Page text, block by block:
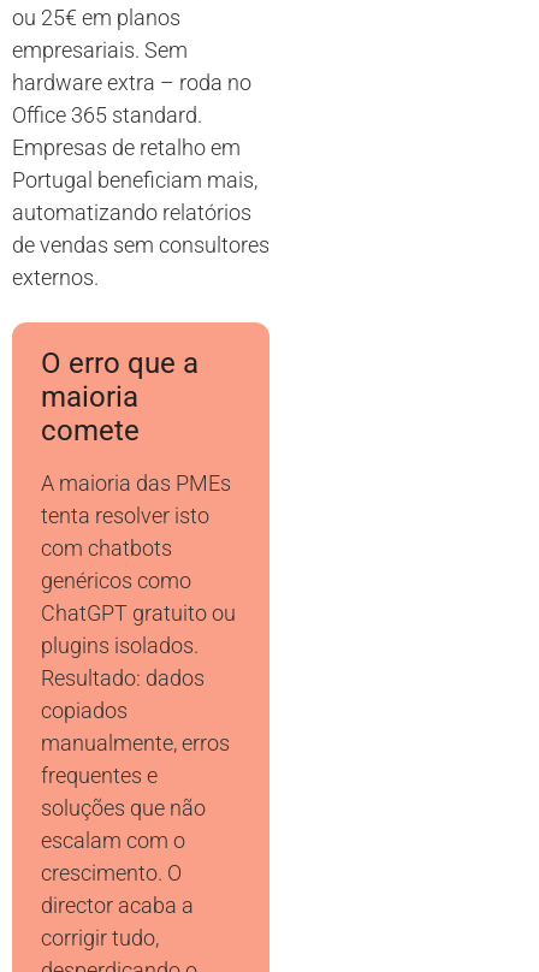
ou 25€ em planos
empresariais. Sem
hardware extra – roda no
Office 365 standard.
Empresas de retalho em
Portugal beneficiam mais,
automatizando relatórios
de vendas sem consultores
externos.
O erro que a
maioria
comete
A maioria das PMEs
tenta resolver isto
com chatbots
genéricos como
ChatGPT gratuito ou
plugins isolados.
Resultado: dados
copiados
manualmente, erros
frequentes e
soluções que não
escalam com o
crescimento. O
director acaba a
corrigir tudo,